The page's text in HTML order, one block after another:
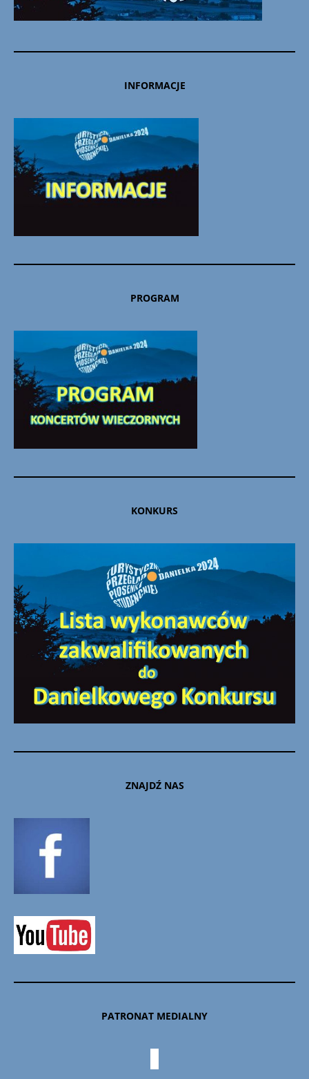
INFORMACJE
PROGRAM
KONKURS
ZNAJDŹ NAS
PATRONAT MEDIALNY